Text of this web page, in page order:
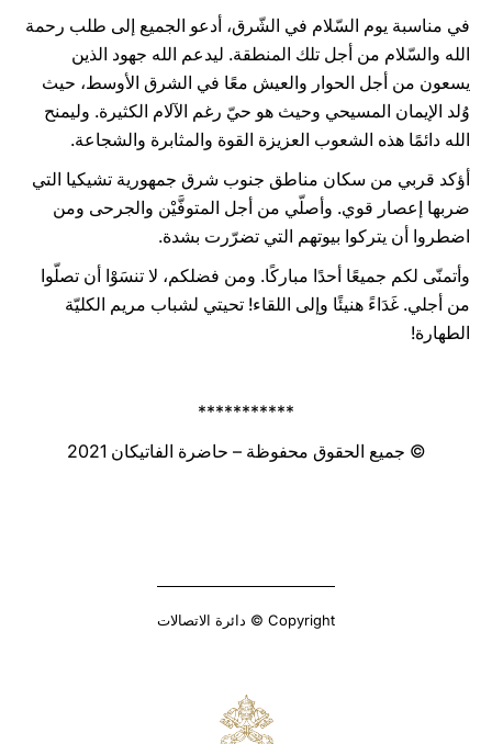
في مناسبة يوم السّلام في الشّرق، أدعو الجميع إلى طلب رحمة
الله والسّلام من أجل تلك المنطقة. ليدعم الله جهود الذين
يسعون من أجل الحوار والعيش معًا في الشرق الأوسط، حيث
وُلد الإيمان المسيحي وحيث هو حيّ رغم الآلام الكثيرة. وليمنح
الله دائمًا هذه الشعوب العزيزة القوة والمثابرة والشجاعة.
أؤكد قربي من سكان مناطق جنوب شرق جمهورية تشيكيا التي
ضربها إعصار قوي. وأصلّي من أجل المتوفَّيْن والجرحى ومن
اضطروا أن يتركوا بيوتهم التي تضرّرت بشدة.
وأتمنّى لكم جميعًا أحدًا مباركًا. ومن فضلكم، لا تنسَوْا أن تصلّوا
من أجلي. غَدَاءً هنيئًا وإلى اللقاء! تحيتي لشباب مريم الكليّة
الطهارة!
***********
© جميع الحقوق محفوظة – حاضرة الفاتيكان 2021
Copyright © دائرة الاتصالات